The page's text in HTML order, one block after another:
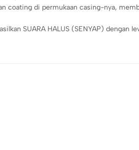
coating di permukaan casing-nya,
SUARA HALUS (SENYAP) dengan